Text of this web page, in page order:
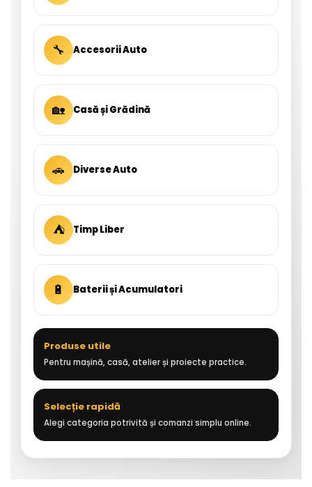
🔧 Accesorii Auto
🏡 Casă și Grădină
🚗 Diverse Auto
⛺ Timp Liber
🔋 Baterii și Acumulatori
Produse utile
Pentru mașină, casă, atelier și proiecte practice.
Selecție rapidă
Alegi categoria potrivită și comanzi simplu online.